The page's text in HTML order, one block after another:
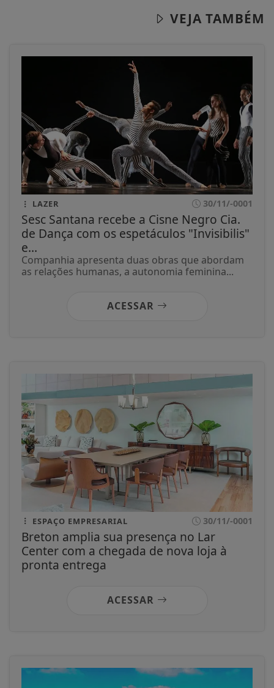
VEJA TAMBÉM
LAZER 30/11/-0001
Sesc Santana recebe a Cisne Negro Cia.
de Dança com os espetáculos "Invisibilis"
e...
Companhia apresenta duas obras que abordam
as relações humanas, a autonomia feminina...
ACESSAR
ESPAÇO EMPRESARIAL 30/11/-0001
Breton amplia sua presença no Lar
Center com a chegada de nova loja à
pronta entrega
ACESSAR